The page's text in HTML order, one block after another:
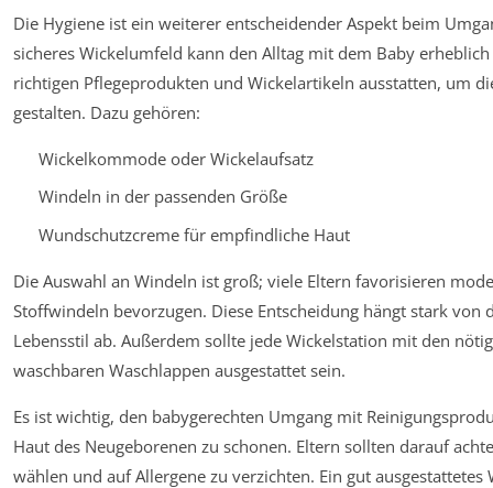
Die Hygiene ist ein weiterer entscheidender Aspekt beim
sicheres Wickelumfeld kann den Alltag mit dem Baby
richtigen Pflegeprodukten und Wickelartikeln ausstatten, um
gestalten. Dazu gehören:
Wickelkommode oder Wickelaufsatz
Windeln in der passenden Größe
Wundschutzcreme für empfindliche Haut
Die Auswahl an Windeln ist groß; viele Eltern favorisieren
Stoffwindeln bevorzugen. Diese Entscheidung hängt stark
Lebensstil ab. Außerdem sollte jede Wickelstation mit den
waschbaren Waschlappen ausgestattet sein.
Es ist wichtig, den babygerechten Umgang mit
Haut des Neugeborenen zu schonen. Eltern sollten darauf
wählen und auf Allergene zu verzichten. Ein gut ausgestattetes